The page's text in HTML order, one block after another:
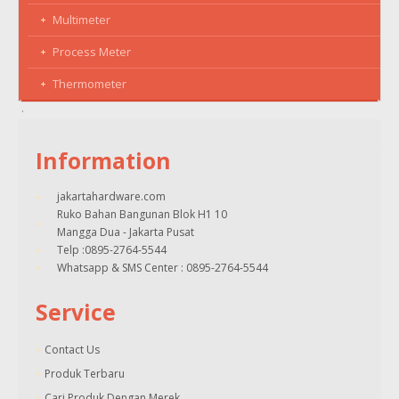
Multimeter
Process Meter
Thermometer
Information
jakartahardware.com
Ruko Bahan Bangunan Blok H1 10
Mangga Dua - Jakarta Pusat
Telp :0895-2764-5544
Whatsapp & SMS Center : 0895-2764-5544
Service
Contact Us
Produk Terbaru